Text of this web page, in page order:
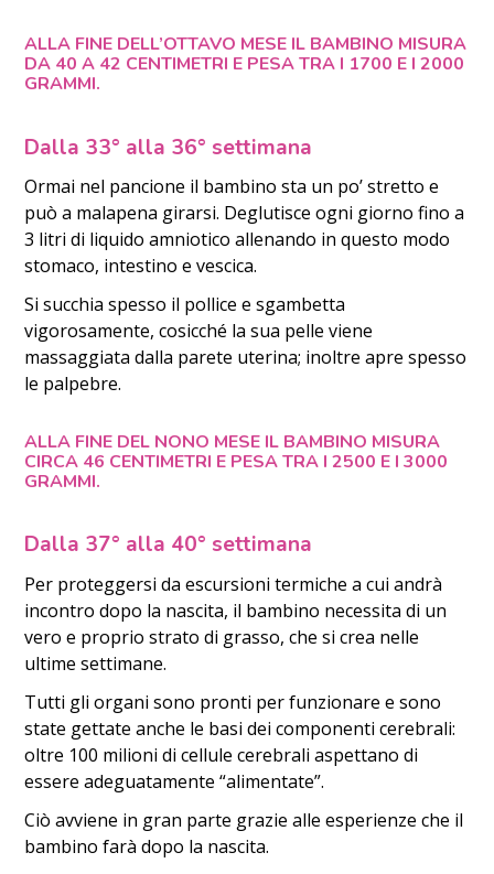
ALLA FINE DELL’OTTAVO MESE IL BAMBINO MISURA
DA 40 A 42 CENTIMETRI E PESA TRA I 1700 E I 2000
GRAMMI.
Dalla 33° alla 36° settimana
Ormai nel pancione il bambino sta un po’ stretto e
può a malapena girarsi. Deglutisce ogni giorno fino a
3 litri di liquido amniotico allenando in questo modo
stomaco, intestino e vescica.
Si succhia spesso il pollice e sgambetta
vigorosamente, cosicché la sua pelle viene
massaggiata dalla parete uterina; inoltre apre spesso
le palpebre.
ALLA FINE DEL NONO MESE IL BAMBINO MISURA
CIRCA 46 CENTIMETRI E PESA TRA I 2500 E I 3000
GRAMMI.
Dalla 37° alla 40° settimana
Per proteggersi da escursioni termiche a cui andrà
incontro dopo la nascita, il bambino necessita di un
vero e proprio strato di grasso, che si crea nelle
ultime settimane.
Tutti gli organi sono pronti per funzionare e sono
state gettate anche le basi dei componenti cerebrali:
oltre 100 milioni di cellule cerebrali aspettano di
essere adeguatamente “alimentate”.
Ciò avviene in gran parte grazie alle esperienze che il
bambino farà dopo la nascita.